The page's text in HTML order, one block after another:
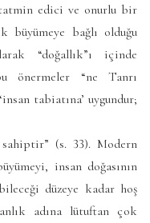
edici ve onurlu bir
büyümeye bağlı olduğu
“doğallık”ı içinde
önermeler “ne Tanrı
tabiatına’ uygundur;
(s. 33). Modern
insan doğasının
düzeye kadar hoş
adına lütuftan çok